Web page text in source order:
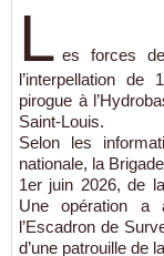
L es forces
l’interpellation de
pirogue à
Saint-Louis.
Selon les
nationale, la
1er juin 2026, de
Une opération a
l’Escadron de
d’une patrouille de